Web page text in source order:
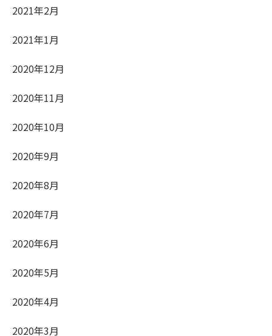
2021年2月
2021年1月
2020年12月
2020年11月
2020年10月
2020年9月
2020年8月
2020年7月
2020年6月
2020年5月
2020年4月
2020年3月